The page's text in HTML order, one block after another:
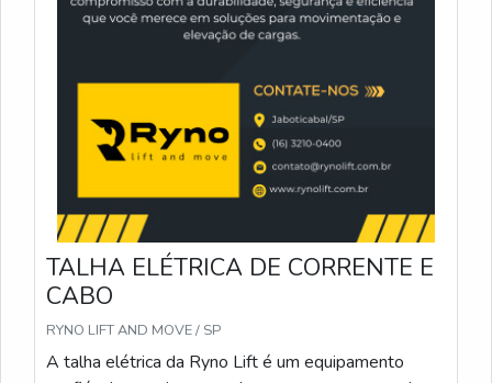
TALHA ELÉTRICA DE CORRENTE E
CABO
RYNO LIFT AND MOVE / SP
A talha elétrica da Ryno Lift é um equipamento